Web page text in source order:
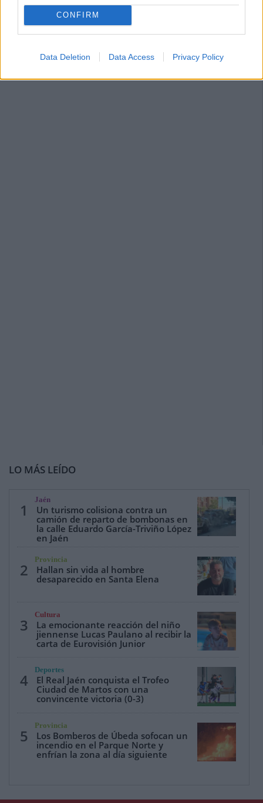
CONFIRM
Data Deletion Data Access Privacy Policy
LO MÁS LEÍDO
1
Jaén
Un turismo colisiona contra un
camión de reparto de bombonas en
la calle Eduardo García-Triviño López
en Jaén
2
Provincia
Hallan sin vida al hombre
desaparecido en Santa Elena
3
Cultura
La emocionante reacción del niño
jiennense Lucas Paulano al recibir la
carta de Eurovisión Junior
4
Deportes
El Real Jaén conquista el Trofeo
Ciudad de Martos con una
convincente victoria (0-3)
5
Provincia
Los Bomberos de Úbeda sofocan un
incendio en el Parque Norte y
enfrían la zona al día siguiente